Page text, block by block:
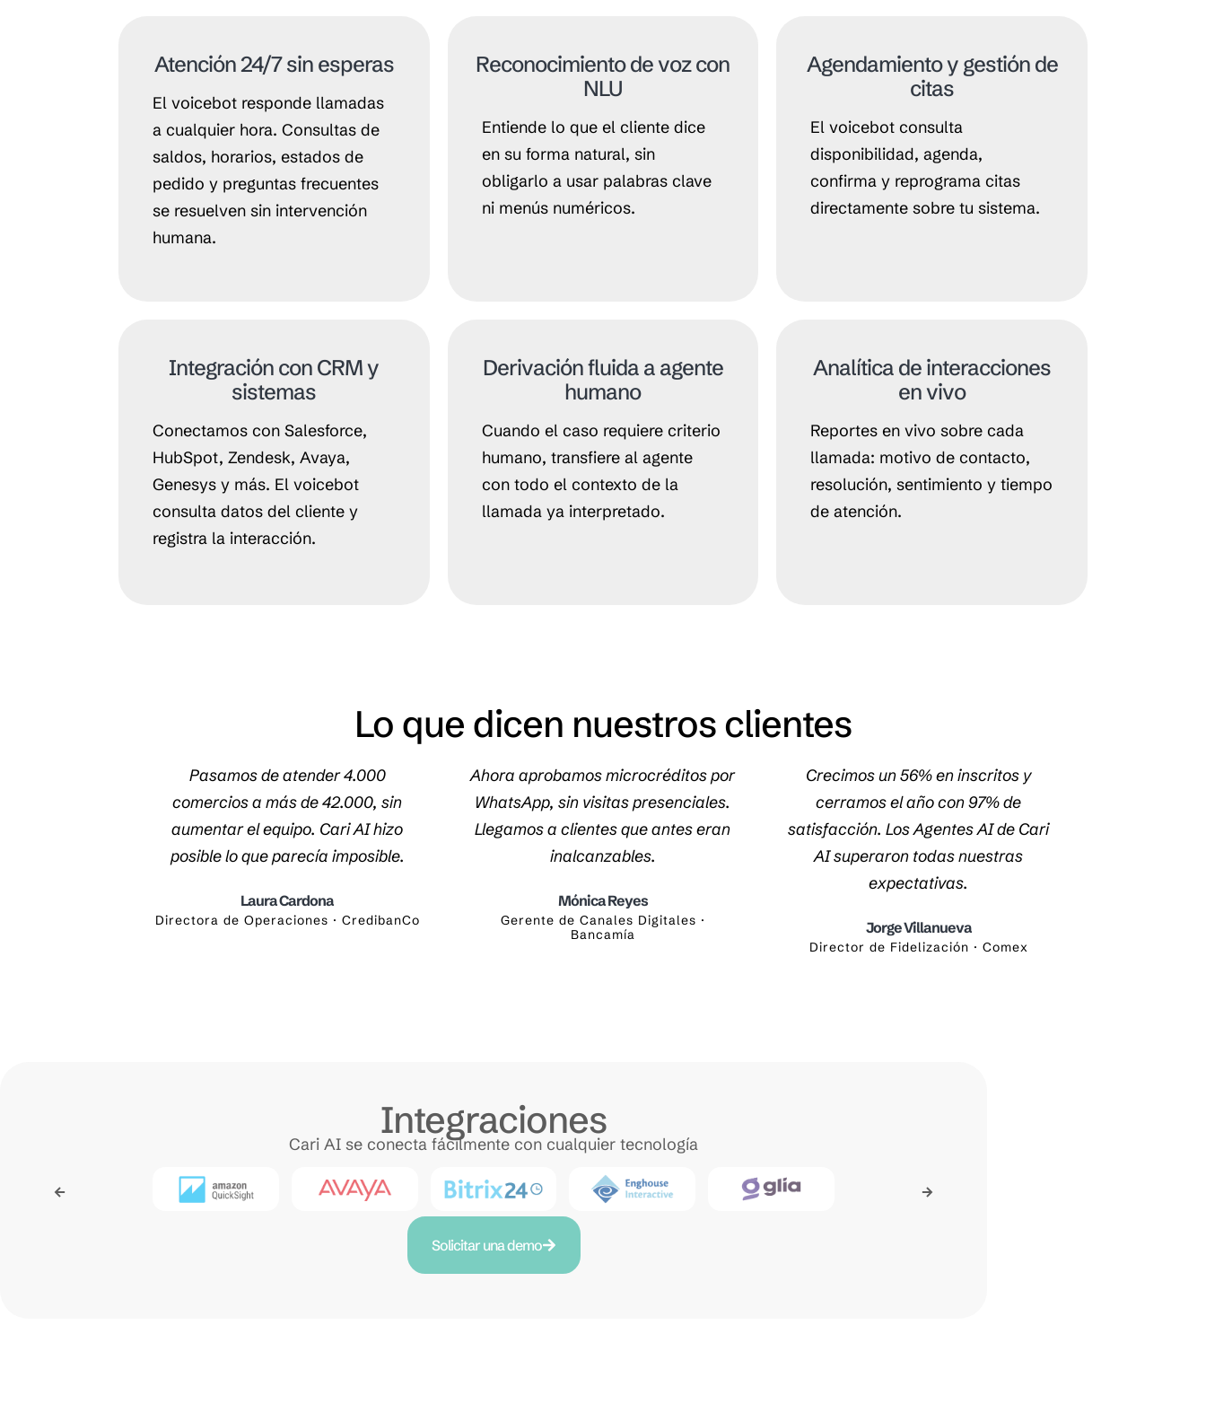
Atención 24/7 sin esperas
El voicebot responde llamadas
a cualquier hora. Consultas de
saldos, horarios, estados de
pedido y preguntas frecuentes
se resuelven sin intervención
humana.
Reconocimiento de voz con
NLU
Entiende lo que el cliente dice
en su forma natural, sin
obligarlo a usar palabras clave
ni menús numéricos.
Agendamiento y gestión de
citas
El voicebot consulta
disponibilidad, agenda,
confirma y reprograma citas
directamente sobre tu sistema.
Integración con CRM y
sistemas
Conectamos con Salesforce,
HubSpot, Zendesk, Avaya,
Genesys y más. El voicebot
consulta datos del cliente y
registra la interacción.
Derivación fluida a agente
humano
Cuando el caso requiere criterio
humano, transfiere al agente
con todo el contexto de la
llamada ya interpretado.
Analítica de interacciones
en vivo
Reportes en vivo sobre cada
llamada: motivo de contacto,
resolución, sentimiento y tiempo
de atención.
Lo que dicen nuestros clientes
Pasamos de atender 4.000
comercios a más de 42.000, sin
aumentar el equipo. Cari AI hizo
posible lo que parecía imposible.
Laura Cardona
Directora de Operaciones · CredibanCo
Ahora aprobamos microcréditos por
WhatsApp, sin visitas presenciales.
Llegamos a clientes que antes eran
inalcanzables.
Mónica Reyes
Gerente de Canales Digitales ·
Bancamía
Crecimos un 56% en inscritos y
cerramos el año con 97% de
satisfacción. Los Agentes AI de Cari
AI superaron todas nuestras
expectativas.
Jorge Villanueva
Director de Fidelización · Comex
Integraciones
Cari AI se conecta fácilmente con cualquier tecnología
Solicitar una demo